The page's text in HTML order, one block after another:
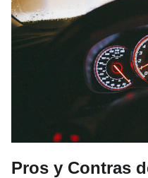
Pros y Contras